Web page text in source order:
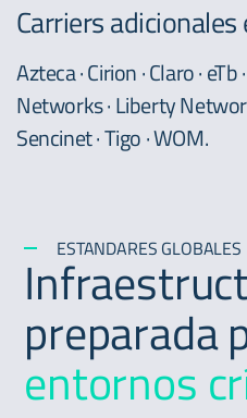
Carriers adicionales
Azteca · Cirion · Claro ·
Networks · Liberty
Sencinet · Tigo · WOM.
ESTANDARES GLOBALES
preparada
entornos